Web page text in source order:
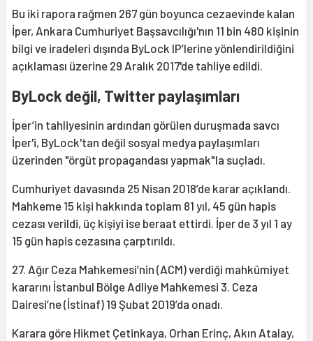
Bu iki rapora rağmen 267 gün boyunca cezaevinde kalan
İper, Ankara Cumhuriyet Başsavcılığı'nın 11 bin 480 kişinin
bilgi ve iradeleri dışında ByLock IP’lerine yönlendirildiğini
açıklaması üzerine 29 Aralık 2017'de tahliye edildi.
ByLock değil, Twitter paylaşımları
İper’in tahliyesinin ardından görülen duruşmada savcı
İper'i, ByLock'tan değil sosyal medya paylaşımları
üzerinden "örgüt propagandası yapmak"la suçladı.
Cumhuriyet davasında 25 Nisan 2018’de karar açıklandı.
Mahkeme 15 kişi hakkında toplam 81 yıl, 45 gün hapis
cezası verildi, üç kişiyi ise beraat ettirdi. İper de 3 yıl 1 ay
15 gün hapis cezasına çarptırıldı.
27. Ağır Ceza Mahkemesi’nin (ACM) verdiği mahkûmiyet
kararını İstanbul Bölge Adliye Mahkemesi 3. Ceza
Dairesi’ne (İstinaf) 19 Şubat 2019’da onadı.
Karara göre Hikmet Çetinkaya, Orhan Erinç, Akın Atalay,